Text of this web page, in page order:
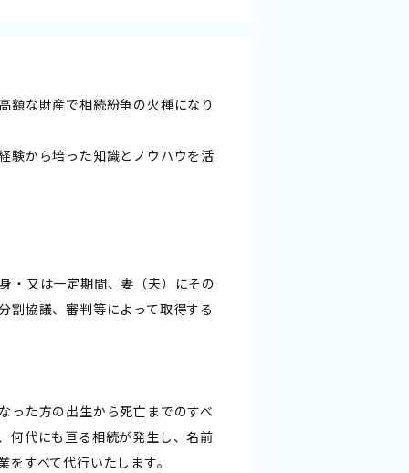
額な財産で相続紛争の火種になり
験から培った知識とノウハウを活
・又は一定期間、妻（夫）にその
割協議、審判等によって取得する
った方の出生から死亡までのすべ
何代にも亘る相続が発生し、名前
すべて代行いたします。